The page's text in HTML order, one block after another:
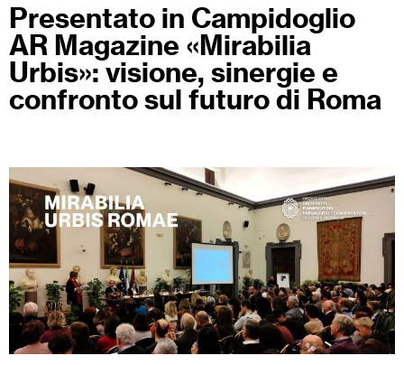
Presentato in Campidoglio
AR Magazine «Mirabilia
Urbis»: visione, sinergie e
confronto sul futuro di Roma